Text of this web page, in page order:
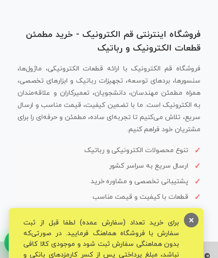
فروشگاه اینترنتی قم الکترونیک - خرید مطمئن
قطعات الکترونیک و رباتیک
فروشگاه قم الکترونیک با ارائه قطعات الکترونیکی، ماژول‌ها،
سنسورها، بردهای توسعه، تجهیزات رباتیک و ابزارهای تخصصی،
همراه مطمئن مهندسان، دانشجویان، تعمیرکاران و علاقه‌مندان
به الکترونیک است. ما با تضمین کیفیت، قیمت مناسب و ارسال
سریع، تلاش می‌کنیم تا تجربه‌ای ساده، مطمئن و حرفه‌ای را برای
مشتریان خود فراهم کنیم.
تنوع محصولات الکترونیکی و رباتیک
ارسال سریع به سراسر کشور
پشتیبانی تخصصی و مشاوره خرید
قطعات با کیفیت و قیمت مناسب
برای خرید تعداد (سفارش عمده) لطفا قبل از ثبت
سفارش با فروشگاه هماهنگ فرمایید. در صورتی‌که
بدون هماهنگی سفارش ثبت شود و موجودی کالا کافی
نباشد، مبلغ پرداختی پس از کسر کارمزدهای بانکی و
×